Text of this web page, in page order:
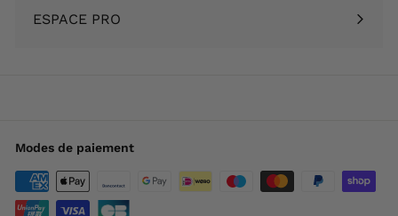
le
ESPACE PRO
Modes de paiement